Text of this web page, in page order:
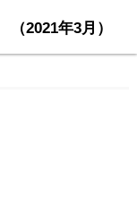
（2021年3月）